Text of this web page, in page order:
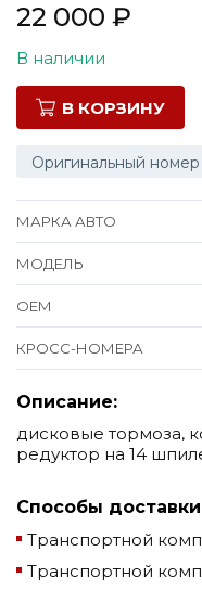
22 000 ₽
В наличии
В КОРЗИНУ
Оригинальный номер
МАРКА АВТО
МОДЕЛЬ
ОЕМ
КРОСС-НОМЕРА
Описание:
дисковые тормоза,
редуктор на 14
Способы доставки
Транспортной
Транспортной